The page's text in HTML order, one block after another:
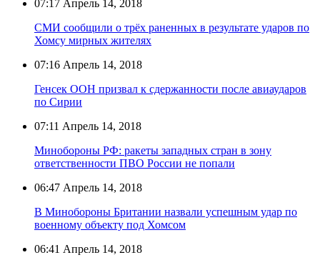
07:17 Апрель 14, 2018
СМИ сообщили о трёх раненных в результате ударов по
Хомсу мирных жителях
07:16 Апрель 14, 2018
Генсек ООН призвал к сдержанности после авиаударов
по Сирии
07:11 Апрель 14, 2018
Минобороны РФ: ракеты западных стран в зону
ответственности ПВО России не попали
06:47 Апрель 14, 2018
В Минобороны Британии назвали успешным удар по
военному объекту под Хомсом
06:41 Апрель 14, 2018